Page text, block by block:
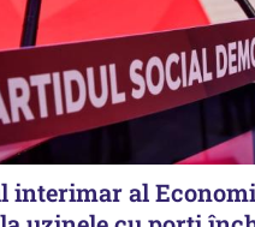
interimar al